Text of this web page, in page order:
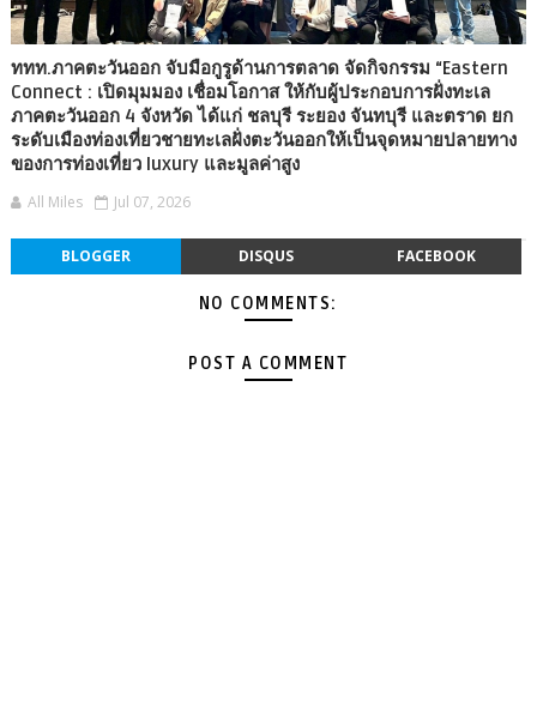
ททท.ภาคตะวันออก จับมือกูรูด้านการตลาด จัดกิจกรรม “Eastern
Connect : เปิดมุมมอง เชื่อมโอกาส ให้กับผู้ประกอบการฝั่งทะเล
ภาคตะวันออก 4 จังหวัด ได้แก่ ชลบุรี ระยอง จันทบุรี และตราด ยก
ระดับเมืองท่องเที่ยวชายทะเลฝั่งตะวันออกให้เป็นจุดหมายปลายทาง
ของการท่องเที่ยว luxury และมูลค่าสูง
All Miles Jul 07, 2026
BLOGGER DISQUS FACEBOOK
NO COMMENTS:
POST A COMMENT